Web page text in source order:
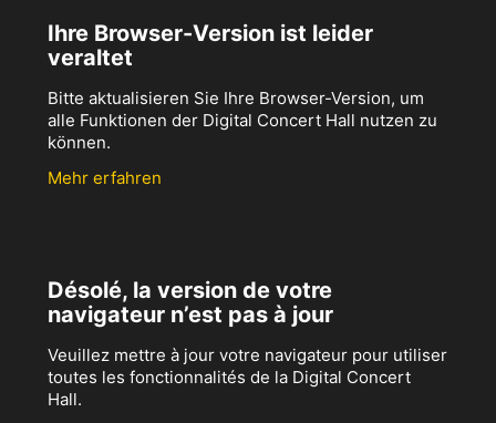
Ihre Browser-Version ist leider
veraltet
Bitte aktualisieren Sie Ihre Browser-Version, um
alle Funktionen der Digital Concert Hall nutzen zu
können.
Mehr erfahren
Désolé, la version de votre
navigateur n’est pas à jour
Veuillez mettre à jour votre navigateur pour utiliser
toutes les fonctionnalités de la Digital Concert
Hall.